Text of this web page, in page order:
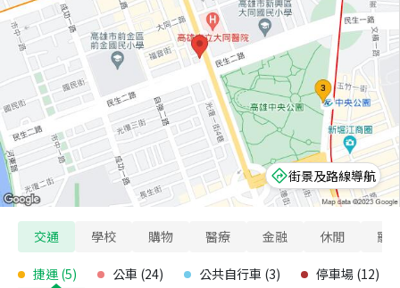
街景及路線導航
交通 學校 購物 醫療 金融 休閒 寵
捷運 (5) 公車 (24) 公共自行車 (3) 停車場 (12)